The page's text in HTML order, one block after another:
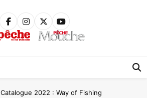
Catalogue 2022 : Way of Fishing